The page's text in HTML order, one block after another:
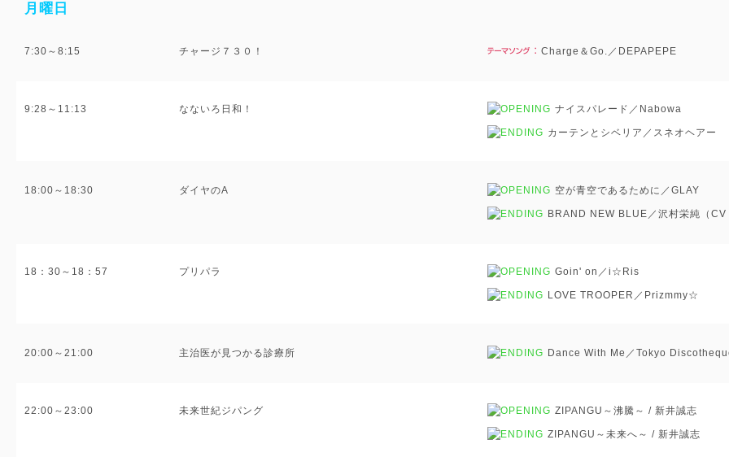
月曜日
7:30～8:15 チャージ７３０！ Charge＆Go.／DEPAPEPE
9:28～11:13 なないろ日和！ ナイスパレード／Nabowa
カーテンとシベリア／スネオヘアー
18:00～18:30 ダイヤのA 空が青空であるために／GLAY
BRAND NEW BLUE／沢村栄純（
18：30～18：57 プリパラ Goin' on／i☆Ris
LOVE TROOPER／Prizmmy☆
20:00～21:00 主治医が見つかる診療所 Dance With Me／Tokyo
22:00～23:00 未来世紀ジパング ZIPANGU～沸騰～ / 新井誠志
ZIPANGU～未来へ～ / 新井誠志